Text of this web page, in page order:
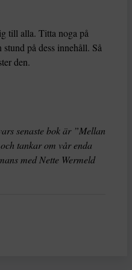
till alla. Titta noga på
på dess innehåll. Så
den.
senaste bok är ”Mellan
tankar om vår enda
med Nette Wermeld